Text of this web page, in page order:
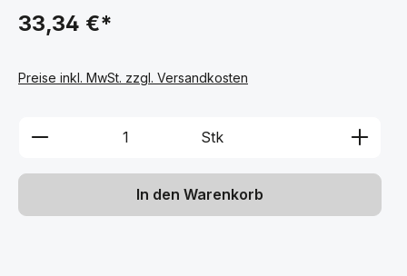
33,34 €*
Preise inkl. MwSt. zzgl. Versandkosten
Produkt Anzahl: Gib den
Stk
In den Warenkorb